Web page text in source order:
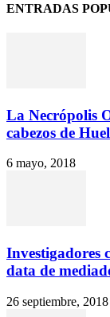
ENTRADAS
La Necrópolis
cabezos de
6 mayo, 2018
Investigadores
data de
26 septiembre, 2018